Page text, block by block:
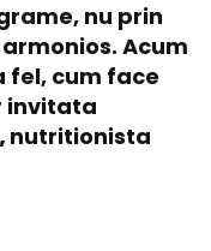
nu prin
Acum
fel, cum face
invitata
nutritionista